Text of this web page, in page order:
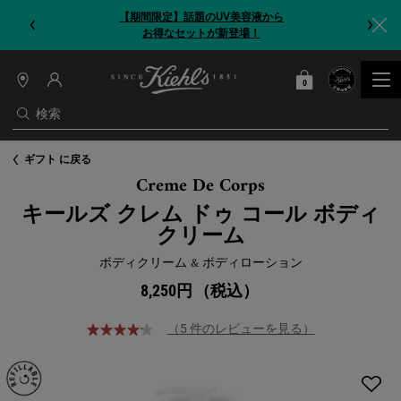
【期間限定】今だけ！洗顔ブラシをプレゼント
検索
店
情
報
カート
0
0 カート内の製品
ギフト に戻る
Creme De Corps
キールズ クレム ドゥ コール ボディ
クリーム
ボディクリーム & ボディローション
8,250円 （税込）
（5 件のレビューを見る）